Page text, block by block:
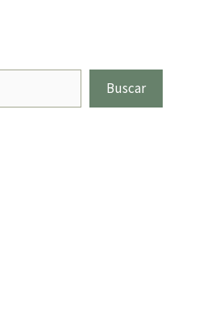
Buscar